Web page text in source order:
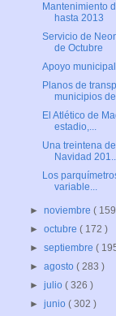
Mantenimiento
hasta 2013
Servicio de
de Octubre
Apoyo
Planos de
municipios
El Atlético de
estadio,...
Una treintena
Navidad
Los
variable...
►noviembre(
►octubre( 172 )
►septiembre(
►agosto( 283 )
►julio( 326 )
►junio( 302 )